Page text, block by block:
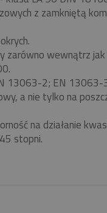
z zamkniętą
zarówno wewnątrz
13063-2; EN 13063-
a nie tylko na
na działanie
stopni.